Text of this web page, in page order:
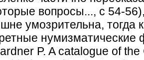
вопросы..., с 54-
умозрительна, тогда
нумизматические
P. A catalogue of